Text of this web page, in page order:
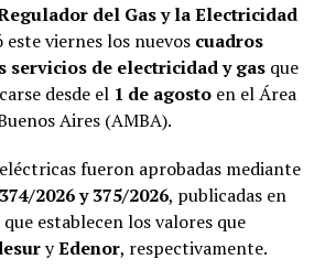
del Gas y la Electricidad
viernes los nuevos cuadros
de electricidad y gasque
desde el 1 de agostoen el Área
Aires (AMBA).
fueron aprobadas mediante
2026 y 375/2026, publicadas en
que establecen los valores que
yEdenor, respectivamente.